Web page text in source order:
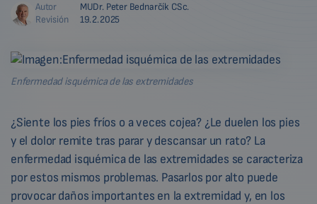
Autor
MUDr. Peter Bednarčík CSc.
Revisión
19.2.2025
Enfermedad isquémica de las extremidades
¿Siente los pies fríos o a veces cojea? ¿Le duelen los pies
y el dolor remite tras parar y descansar un rato? La
enfermedad isquémica de las extremidades se caracteriza
por estos mismos problemas. Pasarlos por alto puede
provocar daños importantes en la extremidad y, en los